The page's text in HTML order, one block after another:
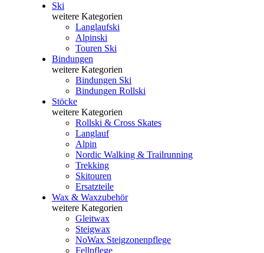
Ski
weitere Kategorien
Langlaufski
Alpinski
Touren Ski
Bindungen
weitere Kategorien
Bindungen Ski
Bindungen Rollski
Stöcke
weitere Kategorien
Rollski & Cross Skates
Langlauf
Alpin
Nordic Walking & Trailrunning
Trekking
Skitouren
Ersatzteile
Wax & Waxzubehör
weitere Kategorien
Gleitwax
Steigwax
NoWax Steigzonenpflege
Fellpflege